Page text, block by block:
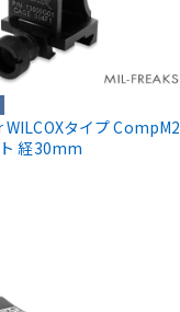
タイプ CompM2
経30mm